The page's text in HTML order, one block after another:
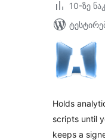
10-ზე
Holds
scripts until
keeps a